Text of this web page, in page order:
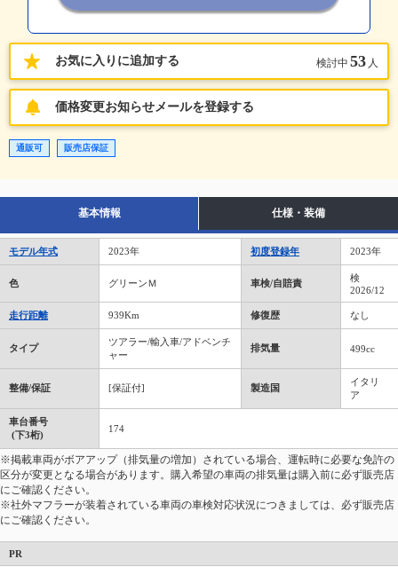
お気に入りに追加する 検討中 53 人
価格変更お知らせメールを登録する
通販可 販売店保証
基本情報 仕様・装備
モデル年式 2023年 初度登録年 2023年
色 グリーンＭ 車検/自賠責
検
2026/12
走行距離 939Km 修復歴 なし
タイプ
ツアラー/輸入車/アドベンチ
ャー
排気量 499cc
整備/保証 [保証付] 製造国
イタリ
ア
車台番号
(下3桁)
174
※掲載車両がボアアップ（排気量の増加）されている場合、運転時に必要な免許の
区分が変更となる場合があります。購入希望の車両の排気量は購入前に必ず販売店
にご確認ください。
※社外マフラーが装着されている車両の車検対応状況につきましては、必ず販売店
にご確認ください。
PR